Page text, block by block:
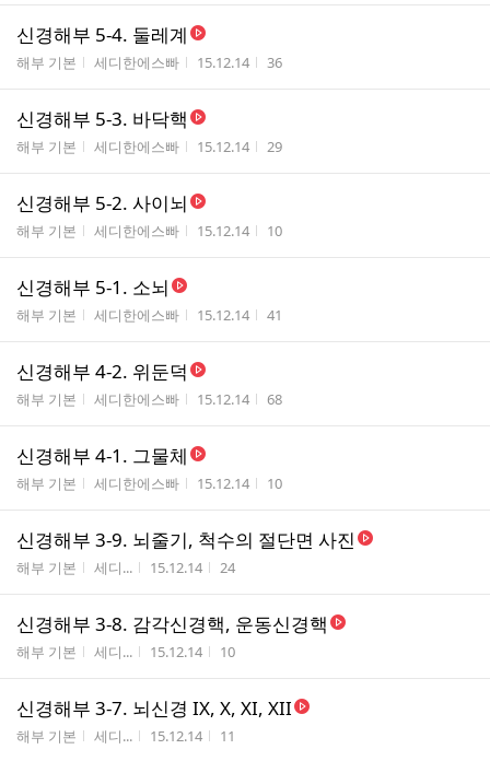
신경해부 5-4. 둘레계
게시판명
해부 기본 작성자
세디한에스빠 작성시간
15.12.14 조회수
36
신경해부 5-3. 바닥핵
게시판명
해부 기본 작성자
세디한에스빠 작성시간
15.12.14 조회수
29
신경해부 5-2. 사이뇌
게시판명
해부 기본 작성자
세디한에스빠 작성시간
15.12.14 조회수
10
신경해부 5-1. 소뇌
게시판명
해부 기본 작성자
세디한에스빠 작성시간
15.12.14 조회수
41
신경해부 4-2. 위둔덕
게시판명
해부 기본 작성자
세디한에스빠 작성시간
15.12.14 조회수
68
신경해부 4-1. 그물체
게시판명
해부 기본 작성자
세디한에스빠 작성시간
15.12.14 조회수
10
신경해부 3-9. 뇌줄기, 척수의 절단면 사진
게시판명
해부 기본 작성자
세디... 작성시간
15.12.14 조회수
24
신경해부 3-8. 감각신경핵, 운동신경핵
게시판명
해부 기본 작성자
세디... 작성시간
15.12.14 조회수
10
신경해부 3-7. 뇌신경 IX, X, XI, XII
게시판명
해부 기본 작성자
세디... 작성시간
15.12.14 조회수
11